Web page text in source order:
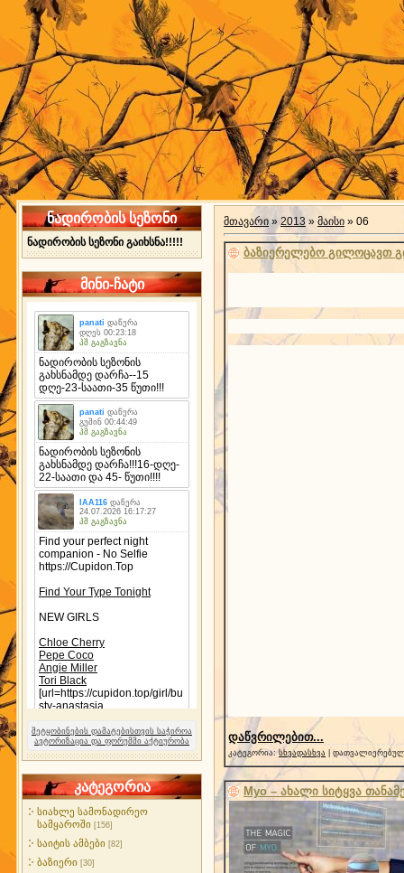
ნადირობის სეზონი
ნადირობის სეზონი გაიხსნა!!!!!
მინი-ჩატი
შეტყობინების დამატებისთვის საჭიროა
ავტორიზაცია და ფორუმში აქტიურობა
კატეგორია
სიახლე სამონადირეო
სამყაროში [156]
საიტის ამბები [82]
ბაზიერი [30]
მთავარი » 2013 » მაისი » 06
ბაზიერელებო გილოცავთ
დაწვრილებით...
კატეგორია:სხვადასხვა |
Myo – ახალი სიტყვა